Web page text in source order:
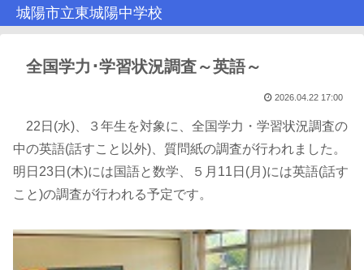
城陽市立東城陽中学校
全国学力･学習状況調査～英語～
2026.04.22 17:00
22日(水)、３年生を対象に、全国学力・学習状況調査の
中の英語(話すこと以外)、質問紙の調査が行われました。
明日23日(木)には国語と数学、５月11日(月)には英語(話す
こと)の調査が行われる予定です。